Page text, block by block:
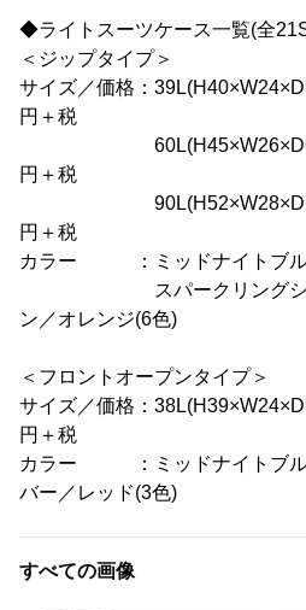
◆ライトスーツケース一覧(全
＜ジップタイプ＞
サイズ／価格：
円＋税
60L(H45×W26×D66cm
円＋税
90L(H52×W28×D76cm
円＋税
カラー ：ミッドナイトブル
スパークリングシルバ
ン／オレンジ(6色)
＜フロントオープンタイプ＞
サイズ／価格：
円＋税
カラー ：ミッドナイトブル
バー／レッド(3色)
すべての画像